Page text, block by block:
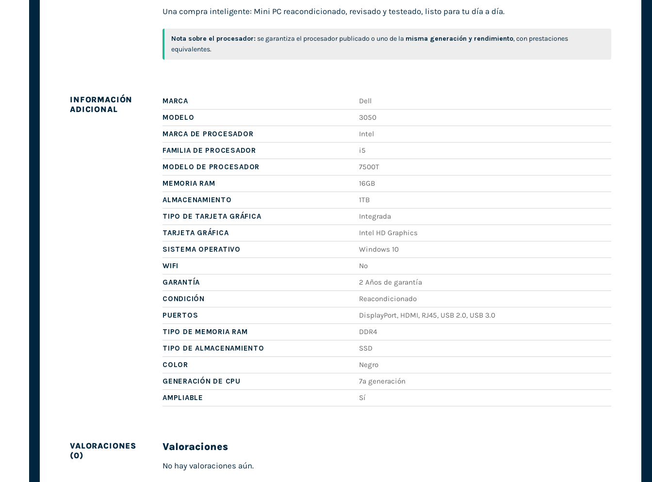
Una compra inteligente: Mini PC reacondicionado, revisado y testeado, listo para tu día a día.
Nota sobre el procesador: se garantiza el procesador publicado o uno de la misma generación y rendimiento, con prestaciones
equivalentes.
INFORMACIÓN
ADICIONAL
MARCA
Dell
MODELO
3050
MARCA DE PROCESADOR
Intel
FAMILIA DE PROCESADOR
i5
MODELO DE PROCESADOR
7500T
MEMORIA RAM
16GB
ALMACENAMIENTO
1TB
TIPO DE TARJETA GRÁFICA
Integrada
TARJETA GRÁFICA
Intel HD Graphics
SISTEMA OPERATIVO
Windows 10
WIFI
No
GARANTÍA
2 Años de garantía
CONDICIÓN
Reacondicionado
PUERTOS
DisplayPort, HDMI, RJ45, USB 2.0, USB 3.0
TIPO DE MEMORIA RAM
DDR4
TIPO DE ALMACENAMIENTO
SSD
COLOR
Negro
GENERACIÓN DE CPU
7ª generación
AMPLIABLE
Sí
VALORACIONES
(0)
Valoraciones
No hay valoraciones aún.